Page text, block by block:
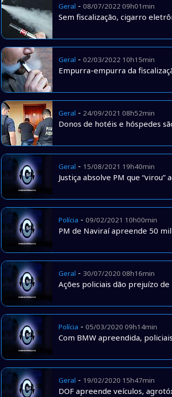
Geral - 08/07/2022 09h01min
Sem fiscalização, cigarro
Geral - 02/03/2022 10h15min
Empurra-empurra da
Geral - 24/09/2021 08h52min
Donos de hotéis e hóspedes
Geral - 15/08/2021 19h40min
Justiça absolve PM que
Polícia - 09/02/2021 10h00min
PM de Naviraí apreende 50
Geral - 30/07/2020 08h16min
Ações policiais dão prejuízo
Polícia - 05/03/2020 09h14min
Com BMW apreendida,
Geral - 19/02/2020 15h47min
DOF apreende veículos,